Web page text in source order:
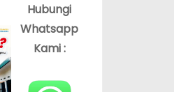
Hubungi
Whatsapp
Kami :